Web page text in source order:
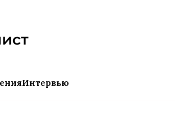
Интервью